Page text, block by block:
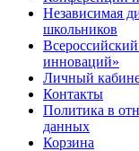
Независимая
школьников
инноваций»
Личный
Контакты
Политика в
данных
Корзина